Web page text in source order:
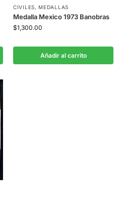
CIVILES,MEDALLAS
Medalla Mexico 1973 Banobras
$1,300.00
Añadir al carrito